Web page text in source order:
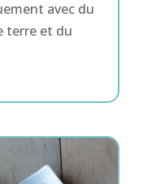
avec du
terre et du